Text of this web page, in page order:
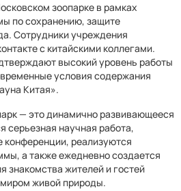
зоопарке в рамках
по сохранению, защите
Сотрудники учреждения
с китайскими коллегами.
высокий уровень работы
условия содержания
Китая».
— это динамично развивающееся
серьезная научная работа,
реализуются
а также ежедневно создается
знакомства жителей и гостей
живой природы.